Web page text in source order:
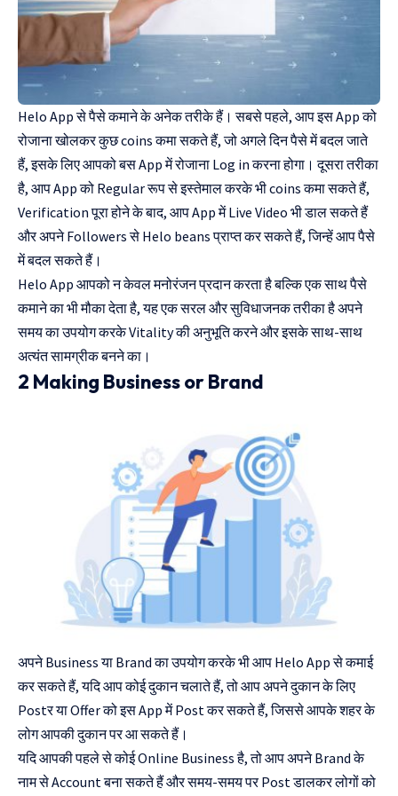
Helo App से पैसे कमाने के अनेक तरीके हैं। सबसे पहले, आप इस App को
रोजाना खोलकर कुछ coins कमा सकते हैं, जो अगले दिन पैसे में बदल जाते
हैं, इसके लिए आपको बस App में रोजाना Log in करना होगा। दूसरा तरीका
है, आप App को Regular रूप से इस्तेमाल करके भी coins कमा सकते हैं,
Verification पूरा होने के बाद, आप App में Live Video भी डाल सकते हैं
और अपने Followers से Helo beans प्राप्त कर सकते हैं, जिन्हें आप पैसे
में बदल सकते हैं।
Helo App आपको न केवल मनोरंजन प्रदान करता है बल्कि एक साथ पैसे
कमाने का भी मौका देता है, यह एक सरल और सुविधाजनक तरीका है अपने
समय का उपयोग करके Vitality की अनुभूति करने और इसके साथ-साथ
अत्यंत सामग्रीक बनने का।
2 Making Business or Brand
अपने Business या Brand का उपयोग करके भी आप Helo App से कमाई
कर सकते हैं, यदि आप कोई दुकान चलाते हैं, तो आप अपने दुकान के लिए
Postर या Offer को इस App में Post कर सकते हैं, जिससे आपके शहर के
लोग आपकी दुकान पर आ सकते हैं।
यदि आपकी पहले से कोई Online Business है, तो आप अपने Brand के
नाम से Account बना सकते हैं और समय-समय पर Post डालकर लोगों को